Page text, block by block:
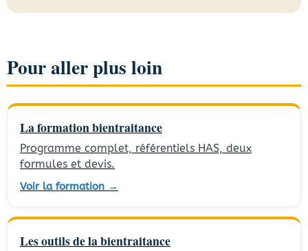
Pour aller plus loin
La formation bientraitance
Programme complet, référentiels HAS, deux
formules et devis.
Voir la formation →
Les outils de la bientraitance